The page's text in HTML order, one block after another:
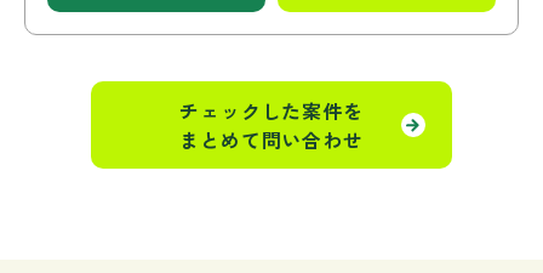
チェックした案件を
まとめて問い合わせ